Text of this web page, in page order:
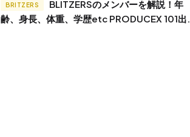
BRITZERS
齢、身長、体重、学歴etc PRODUCEX 101出